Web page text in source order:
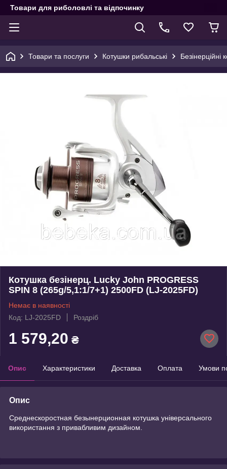
Товари для риболовлі та відпочинку
Товари та послуги Котушки рибальські Безінерційні
Котушка безінерц. Lucky John PROGRESS
SPIN 8 (265g/5,1:1/7+1) 2500FD (LJ-2025FD)
Немає в наявності
Код: LJ-2025FD
Роздріб
1 579,20 ₴
Опис Характеристики Доставка Оплата Умови
Опис
Среднескоростная безынерционная котушка універсального
використання з привабливим дизайном.